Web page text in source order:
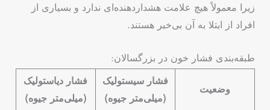
زیرا معمولاً هیچ علامت هشداردهنده‌ای ندارد و بسیاری از
افراد از ابتلا به آن بی‌خبر هستند.
طبقه‌بندی فشار خون در بزرگسالان:
وضعیت
فشار سیستولیک
(میلی‌متر جیوه)
فشار دیاستولیک
(میلی‌متر جیوه)